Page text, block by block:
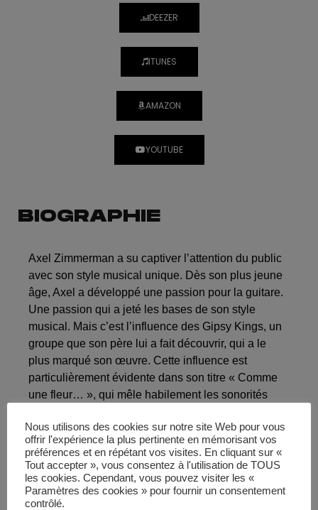
DEEZER
ITUNES
AMAZON
YOUTUBE
BIOGRAPHIE
Axel Zimmerman a su captiver l’attention du public
avec son style musical unique. Dès son plus jeune
âge, Axel a développé une passion pour la guitare.
Une passion qui a jeté les bases de son style
musical. Mais c’est l’influence des Gipsy Kings, un
groupe que son père lui a fait découvrir, qui a le
plus marqué son œuvre. Cette influence est
particulièrement évidente dans son titre « Comme
une fleur… », qui mêle habilement les sonorités
premiers pas dans l’industrie musicale en publiant
quatre clips sur YouTube, marquant ainsi le début
de sa carrière artistique.Pendant le confinement,
Axel enregistre un nouvel EP intitulé « EXISTER ».
Cet EP reflète ses réflexions et son évolution
Nous utilisons des cookies sur notre site Web pour vous
offrir l'expérience la plus pertinente en mémorisant vos
préférences et en répétant vos visites. En cliquant sur «
Tout accepter », vous consentez à l'utilisation de TOUS
les cookies. Cependant, vous pouvez visiter les «
Paramètres des cookies » pour fournir un consentement
contrôlé.